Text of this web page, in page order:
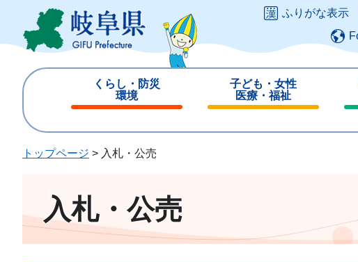
ジ
ュ
ふりがな表示
くらし・防災
環境
じ
子ども・女性
医療・福祉
じ
じ
トップページ > 入札・公売
入札・公売